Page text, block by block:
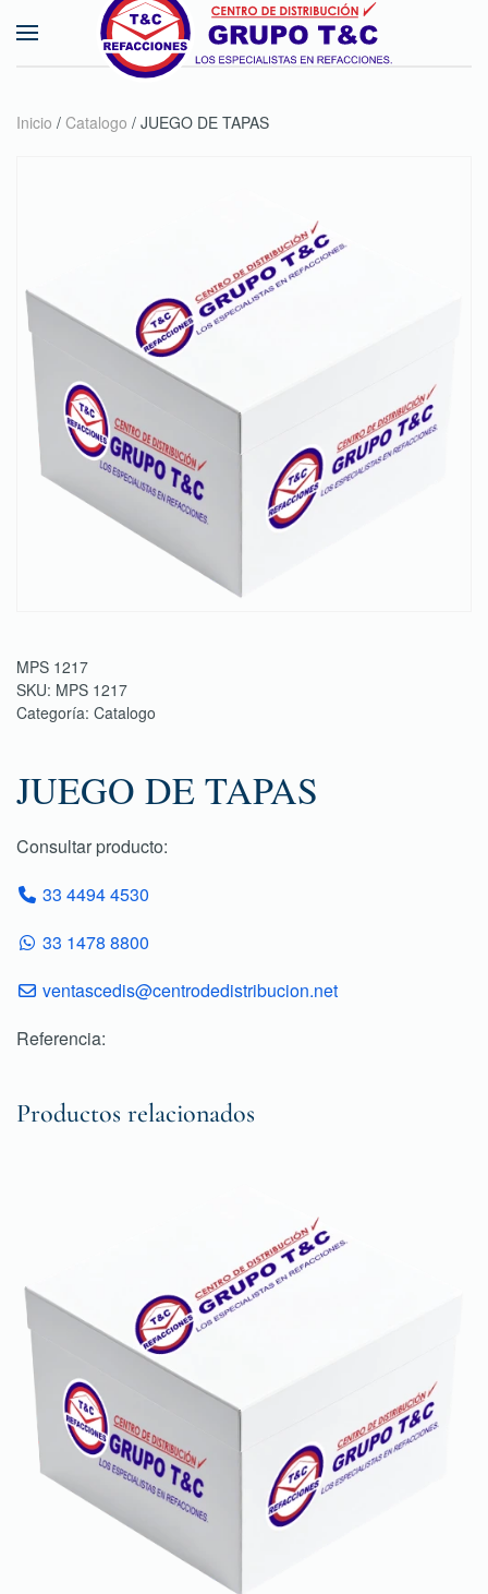
Skip to main content
Inicio / Catalogo / JUEGO DE TAPAS
MPS 1217
SKU: MPS 1217
Categoría: Catalogo
JUEGO DE TAPAS
Consultar producto:
33 4494 4530
33 1478 8800
ventascedis@centrodedistribucion.net
Referencia:
Productos relacionados